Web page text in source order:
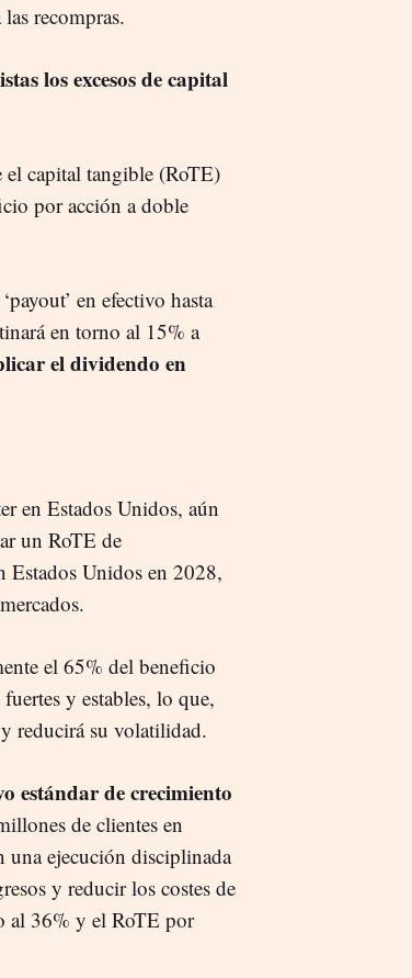
recompras.
los excesos de capital
el capital tangible (RoTE)
por acción a doble
en efectivo hasta
en torno al 15% a
el dividendo en
en Estados Unidos, aún
un RoTE de
Unidos en 2028,
el 65% del beneficio
y estables, lo que,
reducirá su volatilidad.
estándar de crecimiento
de clientes en
ejecución disciplinada
y reducir los costes de
al 36% y el RoTE por